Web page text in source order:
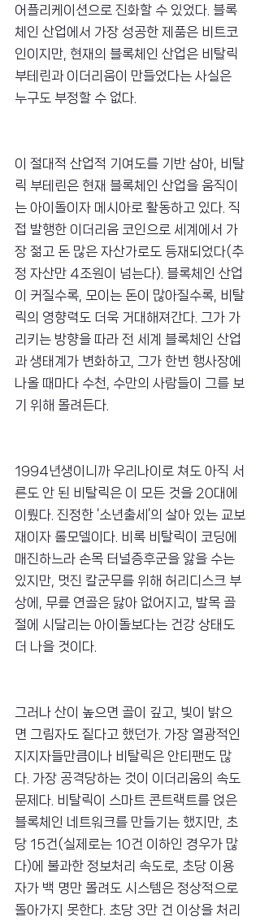
어플리케이션으로 진화할 수 있었다. 블록
체인 산업에서 가장 성공한 제품은 비트코
인이지만, 현재의 블록체인 산업은 비탈릭
부테린과 이더리움이 만들었다는 사실은
누구도 부정할 수 없다.
이 절대적 산업적 기여도를 기반 삼아, 비탈
릭 부테린은 현재 블록체인 산업을 움직이
는 아이돌이자 메시아로 활동하고 있다. 직
접 발행한 이더리움 코인으로 세계에서 가
장 젊고 돈 많은 자산가로도 등재되었다(추
정 자산만 4조원이 넘는다). 블록체인 산업
이 커질수록, 모이는 돈이 많아질수록, 비탈
릭의 영향력도 더욱 거대해져간다. 그가 가
리키는 방향을 따라 전 세계 블록체인 산업
과 생태계가 변화하고, 그가 한번 행사장에
나올 때마다 수천, 수만의 사람들이 그를 보
기 위해 몰려든다.
1994년생이니까 우리나이로 쳐도 아직 서
른도 안 된 비탈릭은 이 모든 것을 20대에
이뤘다. 진정한 ‘소년출세’의 살아 있는 교보
재이자 롤모델이다. 비록 비탈릭이 코딩에
매진하느라 손목 터널증후군을 앓을 수는
있지만, 멋진 칼군무를 위해 허리디스크 부
상에, 무릎 연골은 닳아 없어지고, 발목 골
절에 시달리는 아이돌보다는 건강 상태도
더 나을 것이다.
그러나 산이 높으면 골이 깊고, 빛이 밝으
면 그림자도 짙다고 했던가. 가장 열광적인
지지자들만큼이나 비탈릭은 안티팬도 많
다. 가장 공격당하는 것이 이더리움의 속도
문제다. 비탈릭이 스마트 콘트랙트를 얹은
블록체인 네트워크를 만들기는 했지만, 초
당 15건(실제로는 10건 이하인 경우가 많
다)에 불과한 정보처리 속도로, 초당 이용
자가 백 명만 몰려도 시스템은 정상적으로
돌아가지 못한다. 초당 3만 건 이상을 처리